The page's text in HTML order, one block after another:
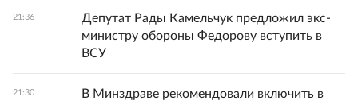
21:36
Депутат Рады Камельчук предложил экс-
министру обороны Федорову вступить в
ВСУ
21:30
В Минздраве рекомендовали включить в